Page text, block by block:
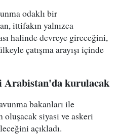
odaklı bir
ittifakın yalnızca
halinde devreye gireceğini,
çatışma arayışı içinde
Arabistan'da kurulacak
bakanları ile
oluşacak siyasi ve askeri
açıkladı.